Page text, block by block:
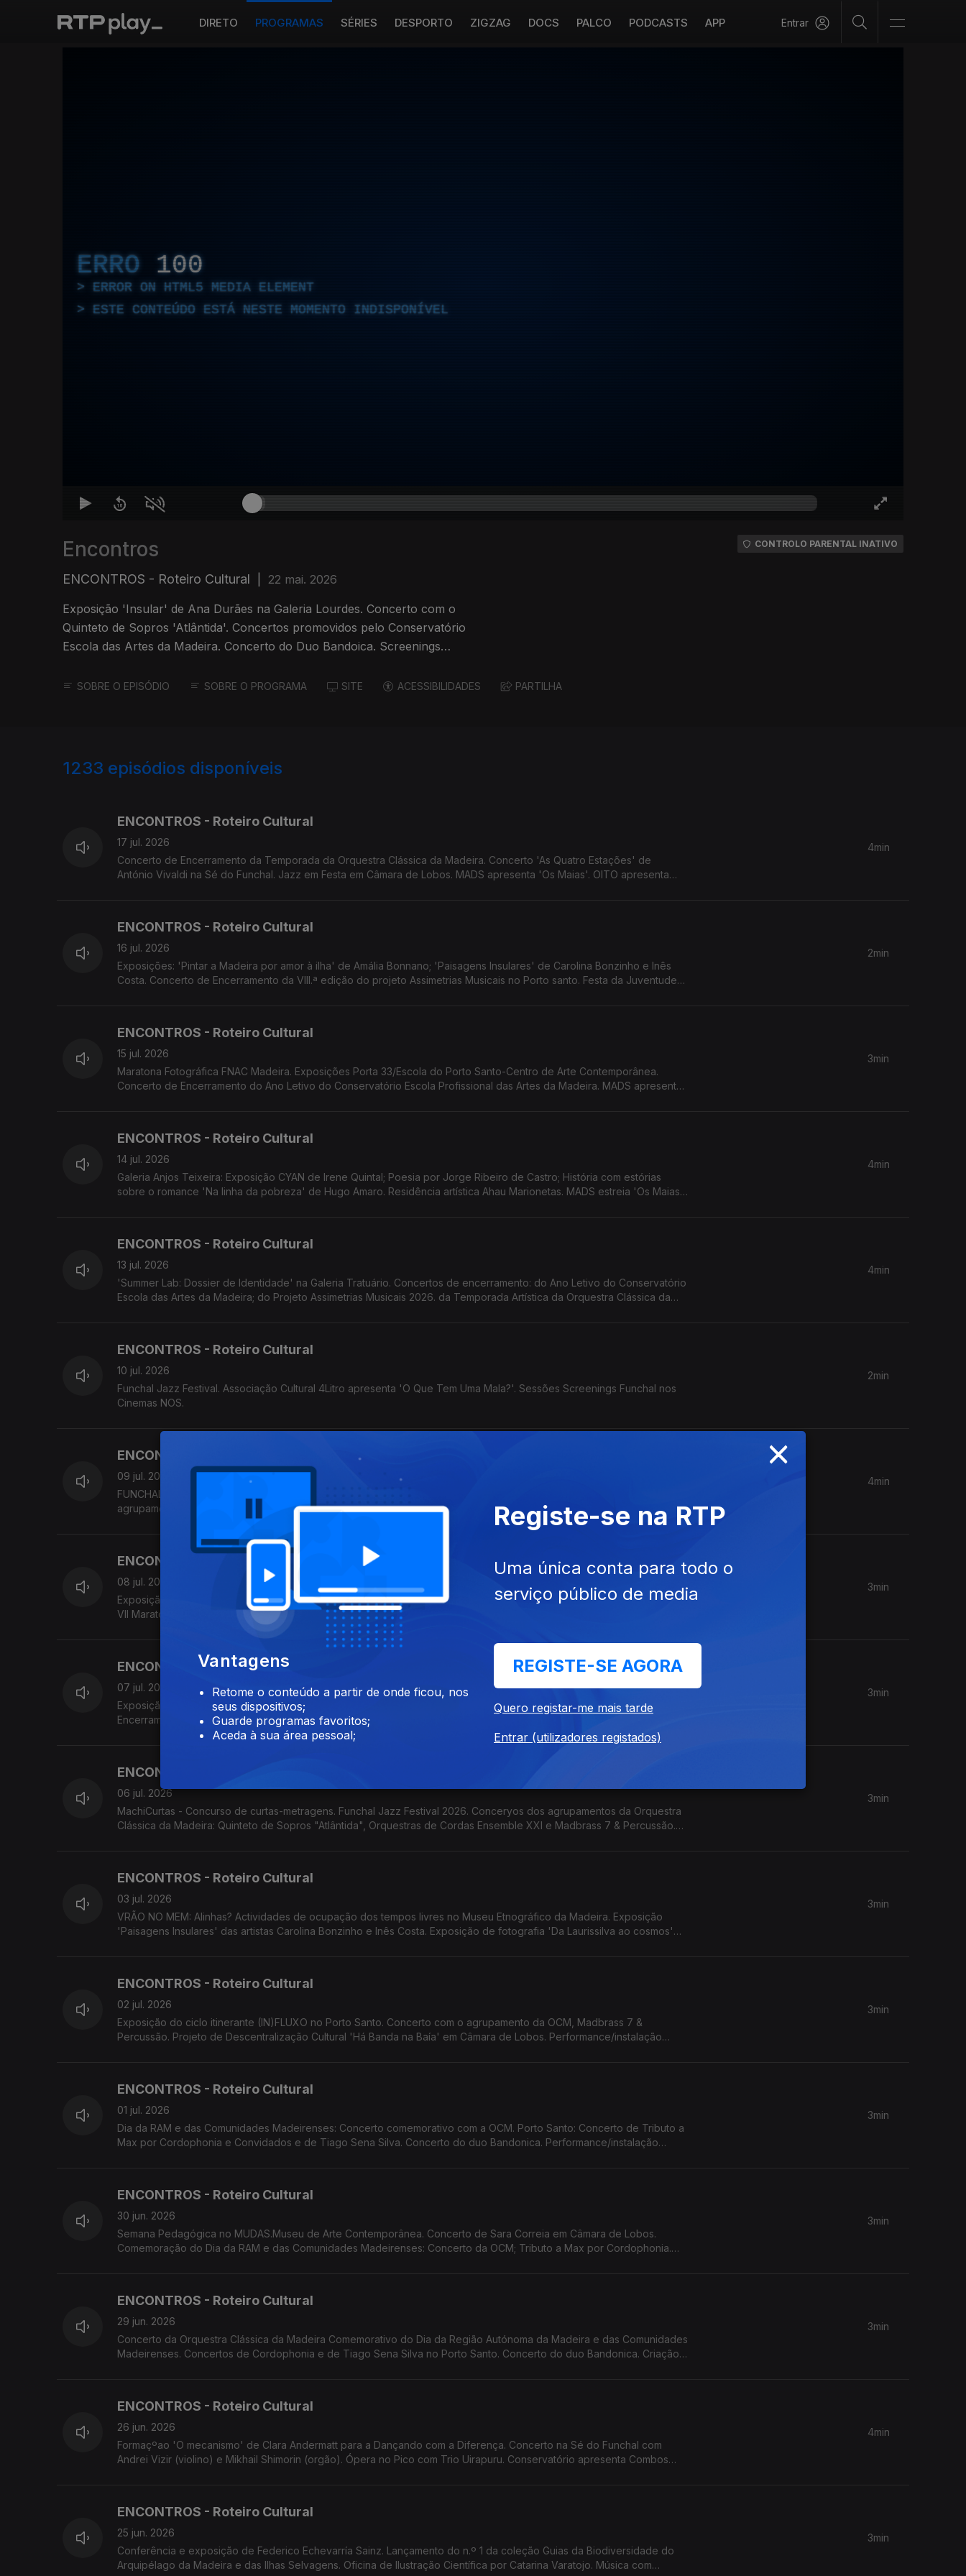
DIRETO PROGRAMAS SÉRIES DESPORTO ZIGZAG DOCS PALCO PODCASTS APP Entrar
ERRO 100
ERROR ON HTML5 MEDIA ELEMENT
ESTE CONTEÚDO ESTÁ NESTE MOMENTO INDISPONÍVEL
Encontros
ENCONTROS - Roteiro Cultural 22 mai. 2026
Exposição 'Insular' de Ana Durães na Galeria Lourdes. Concerto com o
Quinteto de Sopros 'Atlântida'. Concertos promovidos pelo Conservatório
Escola das Artes da Madeira. Concerto do Duo Bandoica. Screenings
CONTROLO PARENTAL INATIVO
SOBRE O EPISÓDIO SOBRE O PROGRAMA SITE ACESSIBILIDADES PARTILHA
1233 episódios disponíveis
ENCONTROS - Roteiro Cultural
17 jul. 2026
Concerto de Encerramento da Temporada da Orquestra Clássica da Madeira. Concerto 'As Quatro Estações' de
António Vivaldi na Sé do Funchal. Jazz em Festa em Câmara de Lobos. MADS apresenta 'Os Maias'. OITO apresenta
4min
ENCONTROS - Roteiro Cultural
16 jul. 2026
Exposições: 'Pintar a Madeira por amor à ilha' de Amália Bonnano; 'Paisagens Insulares' de Carolina Bonzinho e Inês
Costa. Concerto de Encerramento da VIII.ª edição do projeto Assimetrias Musicais no Porto santo. Festa da Juventude
2min
ENCONTROS - Roteiro Cultural
15 jul. 2026
Maratona Fotográfica FNAC Madeira. Exposições Porta 33/Escola do Porto Santo-Centro de Arte Contemporânea.
Concerto de Encerramento do Ano Letivo do Conservatório Escola Profissional das Artes da Madeira. MADS apresenta
3min
ENCONTROS - Roteiro Cultural
14 jul. 2026
Galeria Anjos Teixeira: Exposição CYAN de Irene Quintal; Poesia por Jorge Ribeiro de Castro; História com estórias
sobre o romance 'Na linha da pobreza' de Hugo Amaro. Residência artística Ahau Marionetas. MADS estreia 'Os Maias'.
4min
ENCONTROS - Roteiro Cultural
13 jul. 2026
'Summer Lab: Dossier de Identidade' na Galeria Tratuário. Concertos de encerramento: do Ano Letivo do Conservatório
Escola das Artes da Madeira; do Projeto Assimetrias Musicais 2026. da Temporada Artística da Orquestra Clássica da
4min
ENCONTROS - Roteiro Cultural
10 jul. 2026
Funchal Jazz Festival. Associação Cultural 4Litro apresenta 'O Que Tem Uma Mala?'. Sessões Screenings Funchal nos
Cinemas NOS.
2min
ENCONTROS - Roteiro Cultural
09 jul. 2026
FUNCHAL JAZZ Festival. Concerto do projecto 'Fala-me de Música' com o Duo Bandonica. Concerto com o
agrupamento da OCM MadBrass 7 & Percussão. Concerto de Encerramento da Temporada Artística 2025/26 da
Orquestra Clássica da Madeira. Fórum Madeira em parceria com Fractal lança Open Call para artistas.
4min
ENCONTROS - Roteiro Cultural
08 jul. 2026
Exposição coletiva 'INTRA Olhar Para Nós' no CCC do Porto Santo. Lançamento do livro '1566' de Horácio B. Gouveia.
VII Maratona Fotográfica da Associação ARCA D'Ajuda. Funchal Jazz Festival.
3min
ENCONTROS - Roteiro Cultural
07 jul. 2026
Exposição 'I Am That: Geometry, Color and Lines' de Pedro Vale. Funchal Jazz Festival 2026. Concerto de
Encerramento do Ano Letivo do Conservatório Escola das Artes da Madeira. Concerto de Encerramento do Projeto
Assimetrias Musicais 2026. Associação Cultural 4Litro apresenta 'O Que Tem Uma Mala?'
3min
ENCONTROS - Roteiro Cultural
06 jul. 2026
MachiCurtas - Concurso de curtas-metragens. Funchal Jazz Festival 2026. Conceryos dos agrupamentos da Orquestra
Clássica da Madeira: Quinteto de Sopros "Atlântida", Orquestras de Cordas Ensemble XXI e Madbrass 7 & Percussão.
3min
ENCONTROS - Roteiro Cultural
03 jul. 2026
VRÃO NO MEM: Alinhas? Actividades de ocupação dos tempos livres no Museu Etnográfico da Madeira. Exposição
'Paisagens Insulares' das artistas Carolina Bonzinho e Inês Costa. Exposição de fotografia 'Da Laurissilva ao cosmos'
3min
ENCONTROS - Roteiro Cultural
02 jul. 2026
Exposição do ciclo itinerante (IN)FLUXO no Porto Santo. Concerto com o agrupamento da OCM, Madbrass 7 &
Percussão. Projeto de Descentralização Cultural 'Há Banda na Baía' em Câmara de Lobos. Performance/instalação
3min
ENCONTROS - Roteiro Cultural
01 jul. 2026
Dia da RAM e das Comunidades Madeirenses: Concerto comemorativo com a OCM. Porto Santo: Concerto de Tributo a
Max por Cordophonia e Convidados e de Tiago Sena Silva. Concerto do duo Bandonica. Performance/instalação
3min
ENCONTROS - Roteiro Cultural
30 jun. 2026
Semana Pedagógica no MUDAS.Museu de Arte Contemporânea. Concerto de Sara Correia em Câmara de Lobos.
Comemoração do Dia da RAM e das Comunidades Madeirenses: Concerto da OCM; Tributo a Max por Cordophonia.
3min
ENCONTROS - Roteiro Cultural
29 jun. 2026
Concerto da Orquestra Clássica da Madeira Comemorativo do Dia da Região Autónoma da Madeira e das Comunidades
Madeirenses. Concertos de Cordophonia e de Tiago Sena Silva no Porto Santo. Concerto do duo Bandonica. Criação
3min
ENCONTROS - Roteiro Cultural
26 jun. 2026
Formaçºao 'O mecanismo' de Clara Andermatt para a Dançando com a Diferença. Concerto na Sé do Funchal com
Andrei Vizir (violino) e Mikhail Shimorin (orgão). Ópera no Pico com Trio Uirapuru. Conservatório apresenta Combos
4min
ENCONTROS - Roteiro Cultural
25 jun. 2026
Conferência e exposição de Federico Echevarría Sainz. Lançamento do n.º 1 da coleção Guias da Biodiversidade do
Arquipélago da Madeira e das Ilhas Selvagens. Oficina de Ilustração Científica por Catarina Varatojo. Música com
3min
×
Vantagens
Retome o conteúdo a partir de onde ficou, nos
seus dispositivos;
Guarde programas favoritos;
Aceda à sua área pessoal;
Registe-se na RTP
Uma única conta para todo o
serviço público de media
REGISTE-SE AGORA
Quero registar-me mais tarde
Entrar (utilizadores registados)